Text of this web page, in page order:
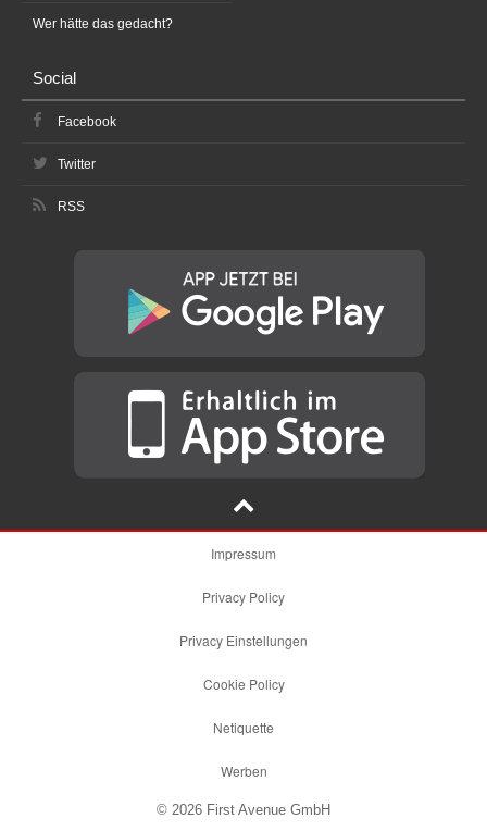
Wer hätte das gedacht?
Social
Facebook
Twitter
RSS
Impressum
Privacy Policy
Privacy Einstellungen
Cookie Policy
Netiquette
Werben
© 2026 First Avenue GmbH